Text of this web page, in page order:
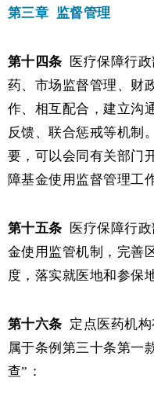
第三章 监督管理
第十四条
医疗保障行
药、市场监督管理、财
作、相互配合，建立沟
反馈、联合惩戒等机制
要，可以会同有关部门
障基金使用监督管理工作
第十五条
医疗保障行
金使用监管机制，完善
度，落实就医地和参保
第十六条 定点医药机
属于条例第三十条第一
查”：